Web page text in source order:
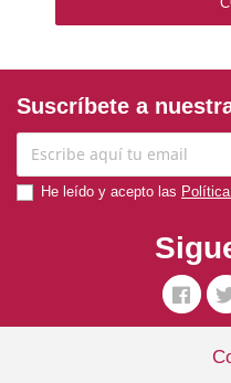
Pienso Perro
Suscríbete a
He leído y acepto las